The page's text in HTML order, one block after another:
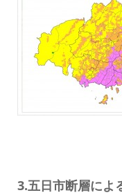
3.五日市断層によ